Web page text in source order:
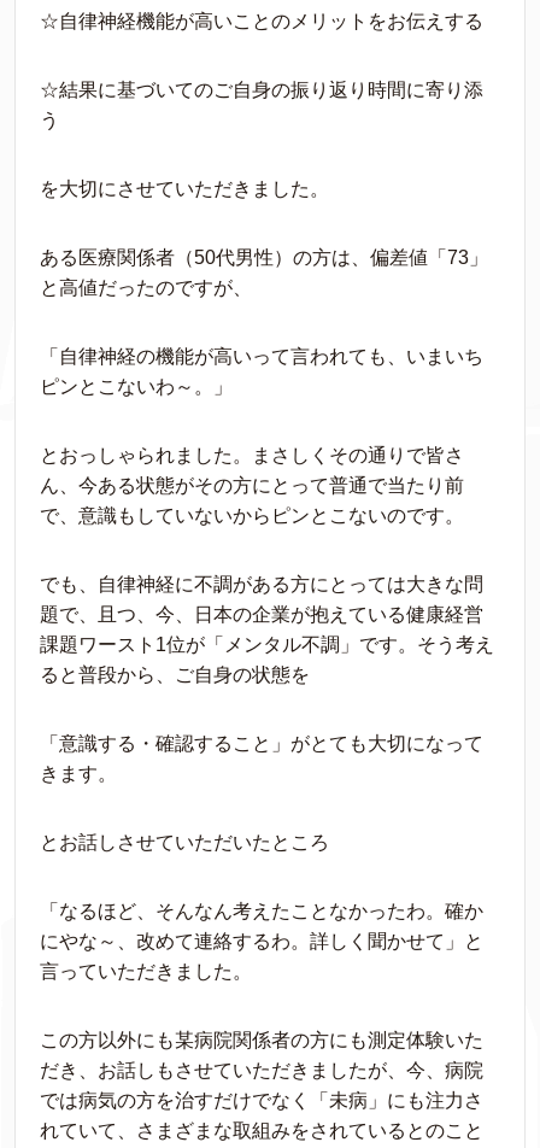
☆自律神経機能が高いことのメリットをお伝えする
☆結果に基づいてのご自身の振り返り時間に寄り添
う
を大切にさせていただきました。
ある医療関係者（50代男性）の方は、偏差値「73」
と高値だったのですが、
「自律神経の機能が高いって言われても、いまいち
ピンとこないわ～。」
とおっしゃられました。まさしくその通りで皆さ
ん、今ある状態がその方にとって普通で当たり前
で、意識もしていないからピンとこないのです。
でも、自律神経に不調がある方にとっては大きな問
題で、且つ、今、日本の企業が抱えている健康経営
課題ワースト1位が「メンタル不調」です。そう考え
ると普段から、ご自身の状態を
「意識する・確認すること」がとても大切になって
きます。
とお話しさせていただいたところ
「なるほど、そんなん考えたことなかったわ。確か
にやな～、改めて連絡するわ。詳しく聞かせて」と
言っていただきました。
この方以外にも某病院関係者の方にも測定体験いた
だき、お話しもさせていただきましたが、今、病院
では病気の方を治すだけでなく「未病」にも注力さ
れていて、さまざまな取組みをされているとのこと